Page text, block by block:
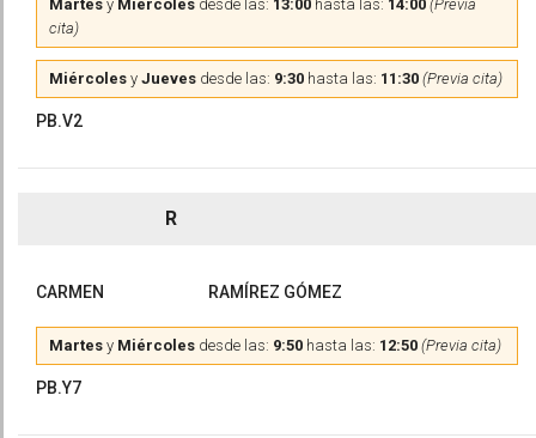
Martes y Miércoles desde las: 13:00 hasta las: 14:00 (Previa
cita)
Miércoles y Jueves desde las: 9:30 hasta las: 11:30 (Previa cita)
PB.V2
R
CARMEN RAMÍREZ GÓMEZ
Martes y Miércoles desde las: 9:50 hasta las: 12:50 (Previa cita)
PB.Y7